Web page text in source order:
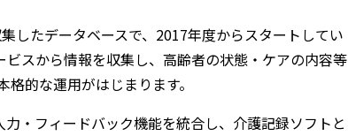
したデータベースで、2017年度からスタートしてい
ビスから情報を収集し、高齢者の状態・ケアの内容等
的な運用がはじまります。
・フィードバック機能を統合し、介護記録ソフトと